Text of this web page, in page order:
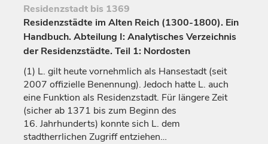
Residenzstadt bis 1369
Residenzstädte im Alten Reich (1300-1800). Ein
Handbuch. Abteilung I: Analytisches Verzeichnis
der Residenzstädte. Teil 1: Nordosten
(1) L. gilt heute vornehmlich als Hansestadt (seit
2007 offizielle Benennung). Jedoch hatte L. auch
eine Funktion als Residenzstadt. Für längere Zeit
(sicher ab 1371 bis zum Beginn des
16. Jahrhunderts) konnte sich L. dem
stadtherrlichen Zugriff entziehen…